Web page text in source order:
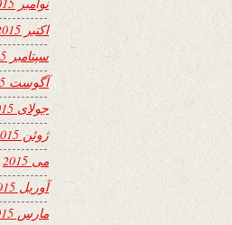
اکتبر 2015
سپتامبر 2015
آگوست 2015
جولای 2015
ژوئن 2015
می 2015
آوریل 2015
مارس 2015